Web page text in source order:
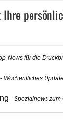
News für die
Wöchentliches
Spezialnews zum